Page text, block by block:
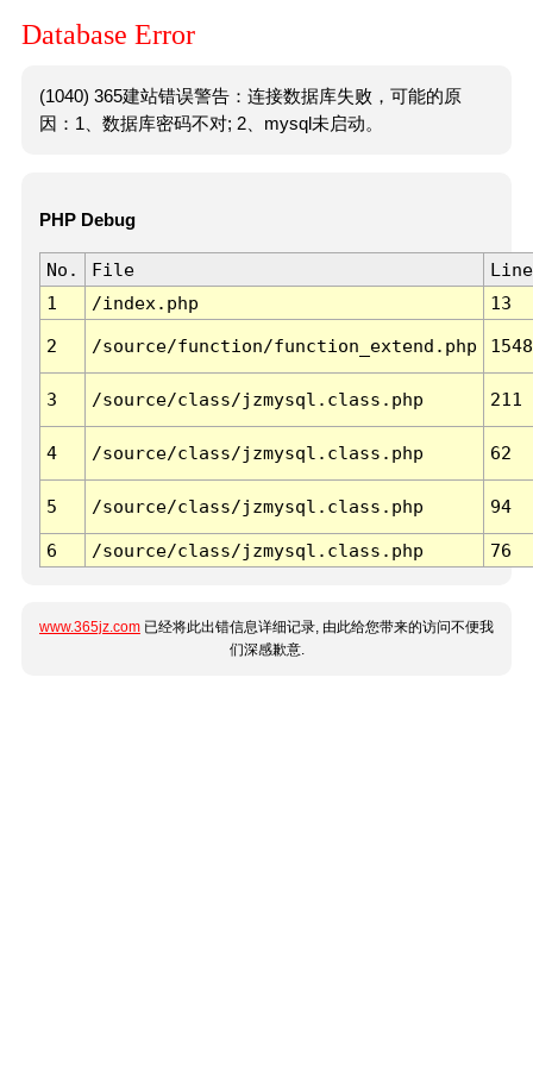
Database Error
(1040) 365建站错误警告：连接数据库失败，可能的原
因：1、数据库密码不对; 2、mysql未启动。
PHP Debug
No. File
Line
1
/index.php 13
2 /source/function/function_extend.php 1548
3 /source/class/jzmysql.class.php 211
4 /source/class/jzmysql.class.php 62
5 /source/class/jzmysql.class.php 94
6 /source/class/jzmysql.class.php 76
www.365jz.com 已经将此出错信息详细记录, 由此给您带来的访问不便我
们深感歉意.